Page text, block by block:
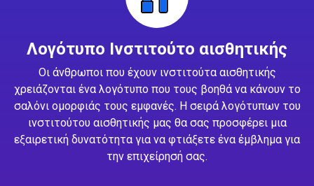
Λογότυπο Ινστιτούτο αισθητικής
Οι άνθρωποι που έχουν ινστιτούτα αισθητικής
χρειάζονται ένα λογότυπο που τους βοηθά να κάνουν το
σαλόνι ομορφιάς τους εμφανές. Η σειρά λογότυπων του
ινστιτούτου αισθητικής μας θα σας προσφέρει μια
εξαιρετική δυνατότητα για να φτιάξετε ένα έμβλημα για
την επιχείρησή σας.